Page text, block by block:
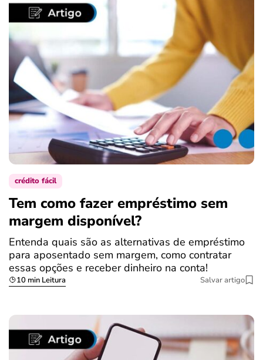
crédito fácil
Tem como fazer empréstimo sem
margem disponível?
Entenda quais são as alternativas de empréstimo
para aposentado sem margem, como contratar
essas opções e receber dinheiro na conta!
10 min Leitura Salvar artigo